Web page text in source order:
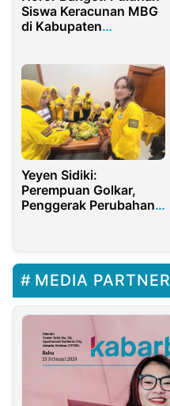
Siswa Keracunan MBG
di Kabupaten
Yeyen Sidiki:
Perempuan Golkar,
Penggerak Perubahan
MEDIA PARTNER